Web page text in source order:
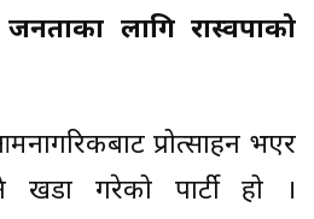
लागि रास्वपाको
आमनागरिकबाट प्रोत्साहन भएर
गरेको पार्टी हो ।